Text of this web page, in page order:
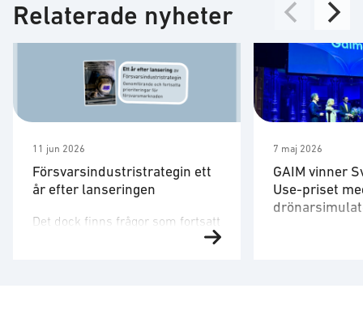
Relaterade nyheter
11 jun 2026
Försvarsindustristrategin ett
år efter lanseringen
Det dock finns frågor som fortsatt
behöver utvecklas. Strategin är
7 maj 2026
GAIM vinner
Use-priset